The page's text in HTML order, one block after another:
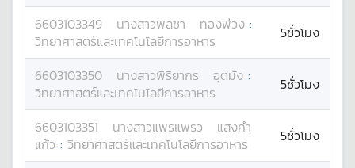
6603103349 นางสาวพลชา ทองพ่วง :
วิทยาศาสตร์และเทคโนโลยีการอาหาร
5ชั่วโมง
6603103350 นางสาวพิริยากร อุตมัง :
วิทยาศาสตร์และเทคโนโลยีการอาหาร
5ชั่วโมง
6603103351 นางสาวแพรแพรว
แสงคำ
แก้ว : วิทยาศาสตร์และเทคโนโลยีการอาหาร 5ชั่วโมง